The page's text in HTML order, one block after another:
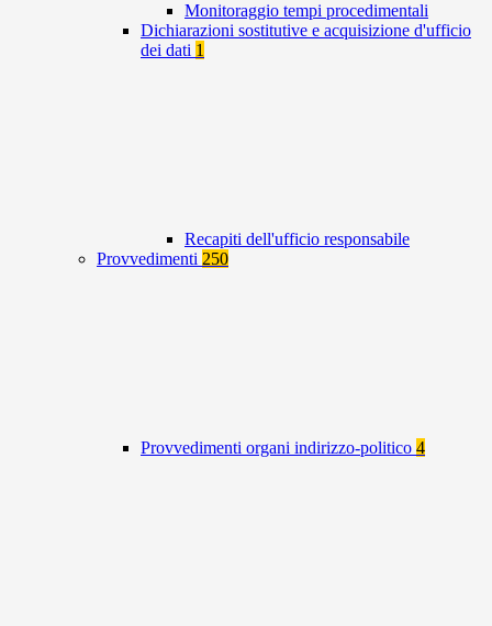
Monitoraggio tempi procedimentali
Dichiarazioni sostitutive e acquisizione d'ufficio
dei dati 1
Recapiti dell'ufficio responsabile
Provvedimenti 250
Provvedimenti organi indirizzo-politico 4